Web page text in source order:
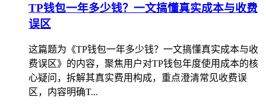
TP钱包一年多少钱？一文搞懂真实成本与收费
误区
这篇题为《TP钱包一年多少钱？一文搞懂真实成本与收
费误区》的内容，聚焦用户对TP钱包年度使用成本的核
心疑问，拆解其真实费用构成，重点澄清常见收费误
区，内容明确T...